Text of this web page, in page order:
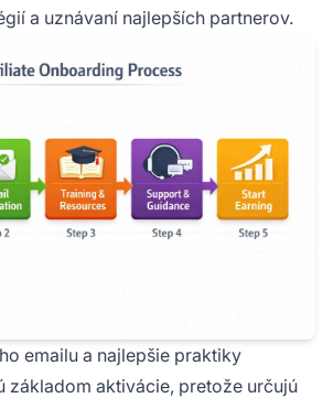
a uznávaní najlepších partnerov.
emailu a najlepšie praktiky
základom aktivácie, pretože určujú